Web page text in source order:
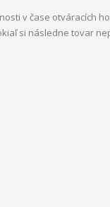
v čase otváracích
si následne tovar